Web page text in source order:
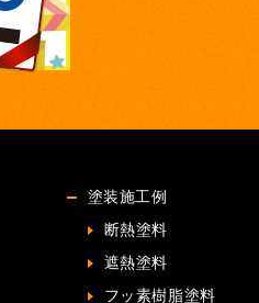
塗装施工例
断熱塗料
遮熱塗料
フッ素樹脂塗料